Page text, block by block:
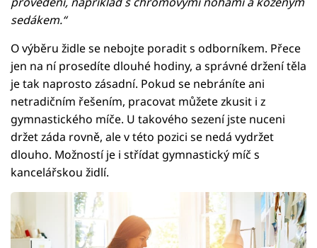
sedákem.“
O výběru židle se nebojte poradit s odborníkem. Přece
jen na ní prosedíte dlouhé hodiny, a správné držení těla
je tak naprosto zásadní. Pokud se nebráníte ani
netradičním řešením, pracovat můžete zkusit i z
gymnastického míče. U takového sezení jste nuceni
držet záda rovně, ale v této pozici se nedá vydržet
dlouho. Možností je i střídat gymnastický míč s
kancelářskou židlí.